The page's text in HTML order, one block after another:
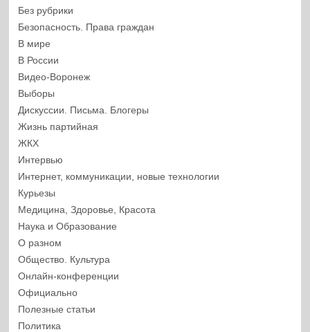
Без рубрики
Безопасность. Права граждан
В мире
В России
Видео-Воронеж
Выборы
Дискуссии. Письма. Блогеры
Жизнь партийная
ЖКХ
Интервью
Интернет, коммуникации, новые технологии
Курьезы
Медицина, Здоровье, Красота
Наука и Образование
О разном
Общество. Культура
Онлайн-конференции
Официально
Полезные статьи
Политика